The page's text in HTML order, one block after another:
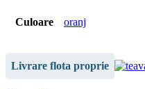
Culoare oranj
Livrare flota proprie